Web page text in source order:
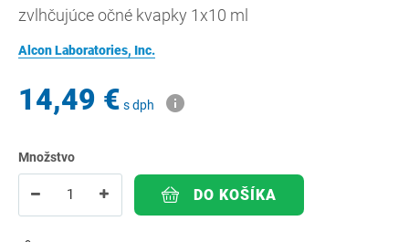
zvlhčujúce očné kvapky 1x10 ml
Alcon Laboratories, Inc.
14,49 € s dph
Množstvo
DO KOŠÍKA